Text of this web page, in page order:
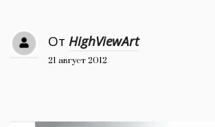
Красота
777 От HighViewArt
21 август 2012